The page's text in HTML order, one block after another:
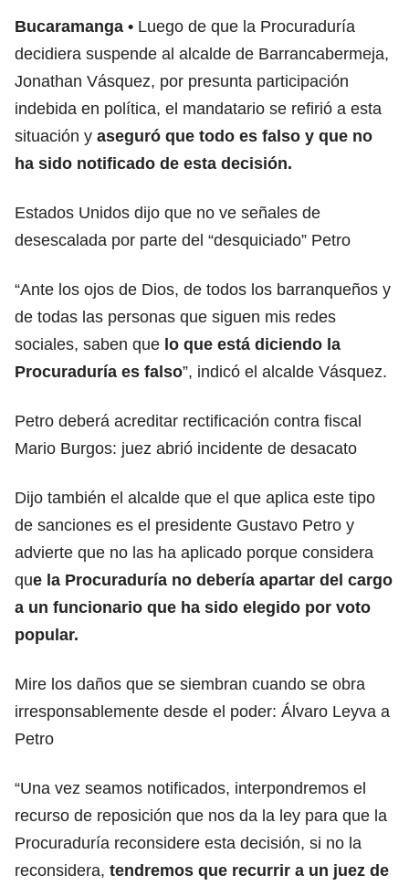
Bucaramanga
Luego de que la Procuraduría
decidiera suspende al alcalde de Barrancabermeja,
Jonathan Vásquez, por presunta participación
indebida en política, el mandatario se refirió a esta
situación y aseguró que todo es falso y que no
ha sido notificado de esta decisión.
Estados Unidos dijo que no ve señales de
desescalada por parte del “desquiciado” Petro
“Ante los ojos de Dios, de todos los barranqueños y
de todas las personas que siguen mis redes
sociales, saben que lo que está diciendo la
Procuraduría es falso”, indicó el alcalde Vásquez.
Petro deberá acreditar rectificación contra fiscal
Mario Burgos: juez abrió incidente de desacato
Dijo también el alcalde que el que aplica este tipo
de sanciones es el presidente Gustavo Petro y
advierte que no las ha aplicado porque considera
que la Procuraduría no debería apartar del cargo
a un funcionario que ha sido elegido por voto
popular.
Mire los daños que se siembran cuando se obra
irresponsablemente desde el poder: Álvaro Leyva a
Petro
“Una vez seamos notificados, interpondremos el
recurso de reposición que nos da la ley para que la
Procuraduría reconsidere esta decisión, si no la
reconsidera, tendremos que recurrir a un juez de